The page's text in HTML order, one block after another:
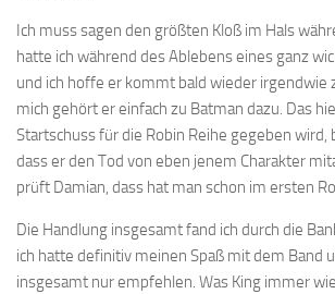
Ich muss sagen den größten Kloß im Hals
hatte ich während des Ablebens eines ganz
und ich hoffe er kommt bald wieder irgendwie
mich gehört er einfach zu Batman dazu. Das
Startschuss für die Robin Reihe gegeben wird,
dass er den Tod von eben jenem Charakter
prüft Damian, dass hat man schon im ersten
Die Handlung insgesamt fand ich durch die
ich hatte definitiv meinen Spaß mit dem Band
insgesamt nur empfehlen. Was King immer